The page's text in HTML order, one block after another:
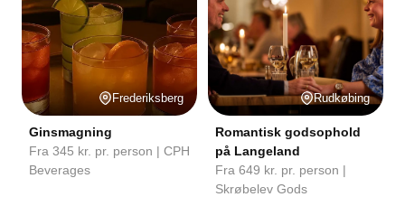
Frederiksberg
Ginsmagning
Fra 345 kr. pr. person | CPH
Beverages
Rudkøbing
Romantisk godsophold
på Langeland
Fra 649 kr. pr. person |
Skrøbelev Gods